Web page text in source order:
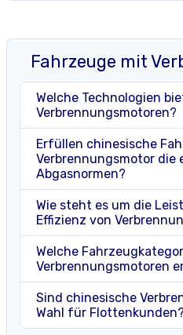
Fahrzeuge mit
Welche Technologien
Verbrennungsmotoren?
Erfüllen chinesische
Verbrennungsmotor die
Abgasnormen?
Wie steht es um die
Effizienz von
Welche
Verbrennungsmotoren
Sind chinesische
Wahl für Flottenkunden?